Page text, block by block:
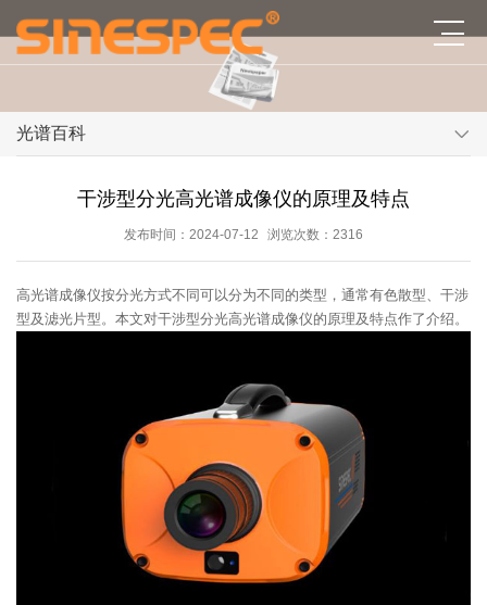
光谱百科
干涉型分光高光谱成像仪的原理及特点
发布时间：2024-07-12 浏览次数：2316
高光谱成像仪按分光方式不同可以分为不同的类型，通常有色散型、干涉
型及滤光片型。本文对干涉型分光高光谱成像仪的原理及特点作了介绍。